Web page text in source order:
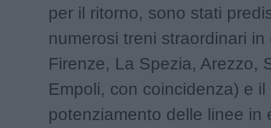
per il ritorno, sono stati
numerosi treni straordinari in
Firenze, La Spezia, Arezzo,
Empoli, con coincidenza) e il
potenziamento delle linee in